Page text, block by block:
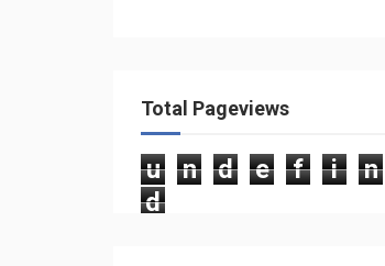
Total Pageviews
u n d e f i n
d